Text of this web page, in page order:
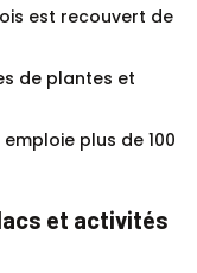
est recouvert de
de plantes et
plus de 100
et activités